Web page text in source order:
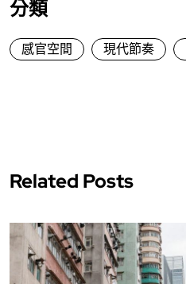
分類
感官空間 現代節奏
Related Posts